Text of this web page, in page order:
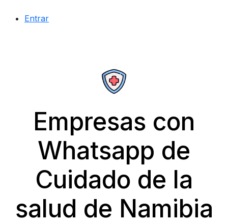
Entrar
Empresas con
Whatsapp de
Cuidado de la
salud de Namibia